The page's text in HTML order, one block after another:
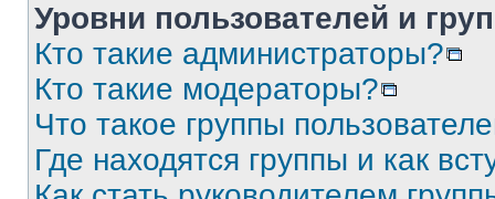
Уровни пользователей и
Кто такие администраторы?
Кто такие модераторы?
Что такое группы
Где находятся группы и как